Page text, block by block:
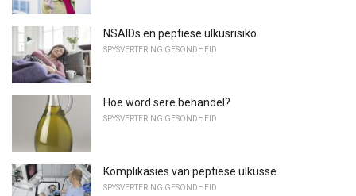
NSAIDs en peptiese ulkusrisiko
SPYSVERTERING GESONDHEID
Hoe word sere behandel?
SPYSVERTERING GESONDHEID
Komplikasies van peptiese ulkusse
SPYSVERTERING GESONDHEID